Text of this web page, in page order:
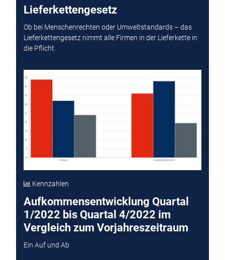
Lieferkettengesetz
Ob bei Menschenrechten oder Umweltstandards – das
Lieferkettengesetz nimmt alle Firmen in der Lieferkette in
die Pflicht.
Kennzahlen
Aufkommensentwicklung Quartal
1/2022 bis Quartal 4/2022 im
Vergleich zum Vorjahreszeitraum
Ein Auf und Ab